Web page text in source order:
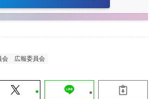
会 広報委員会